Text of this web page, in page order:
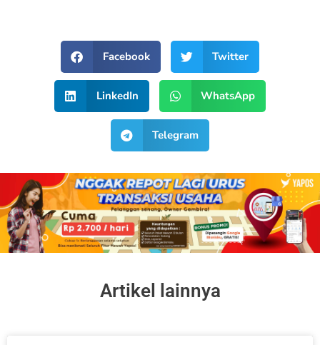
Facebook Twitter
LinkedIn WhatsApp
Telegram
Artikel lainnya